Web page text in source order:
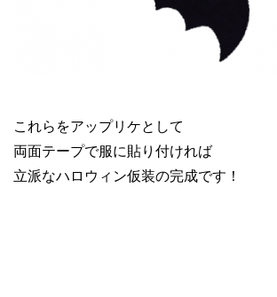
これらをアップリケとして
両面テープで服に貼り付ければ
立派なハロウィン仮装の完成です！